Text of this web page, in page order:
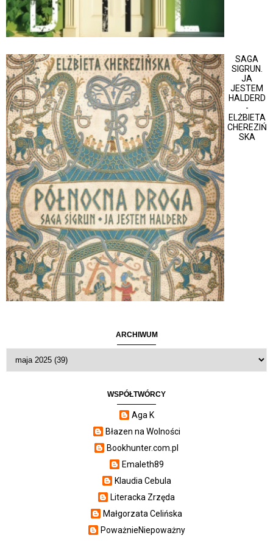
SAGA
SIGRUN.
JA
JESTEM
HALDERD
-
ELŻBIETA
CHEREZIŃ
SKA
ARCHIWUM
WSPÓŁTWÓRCY
Aga K
Błazen na Wolności
Bookhunter.com.pl
Emaleth89
Klaudia Cebula
Literacka Zrzęda
Małgorzata Celińska
PoważnieNiepoważny